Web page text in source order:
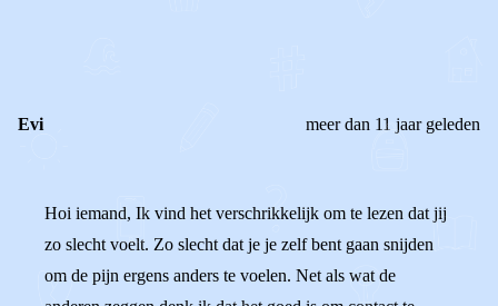
Evi meer dan 11 jaar geleden
Hoi iemand, Ik vind het verschrikkelijk om te lezen dat jij
zo slecht voelt. Zo slecht dat je je zelf bent gaan snijden
om de pijn ergens anders te voelen. Net als wat de